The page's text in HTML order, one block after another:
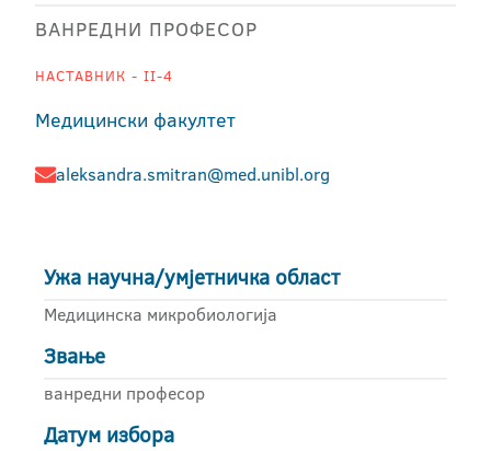
ВАНРЕДНИ ПРОФЕСОР
НАСТАВНИК - II-4
Медицински факултет
aleksandra.smitran@med.unibl.org
Ужа научна/умјетничка област
Медицинска микробиологија
Звање
ванредни професор
Датум избора